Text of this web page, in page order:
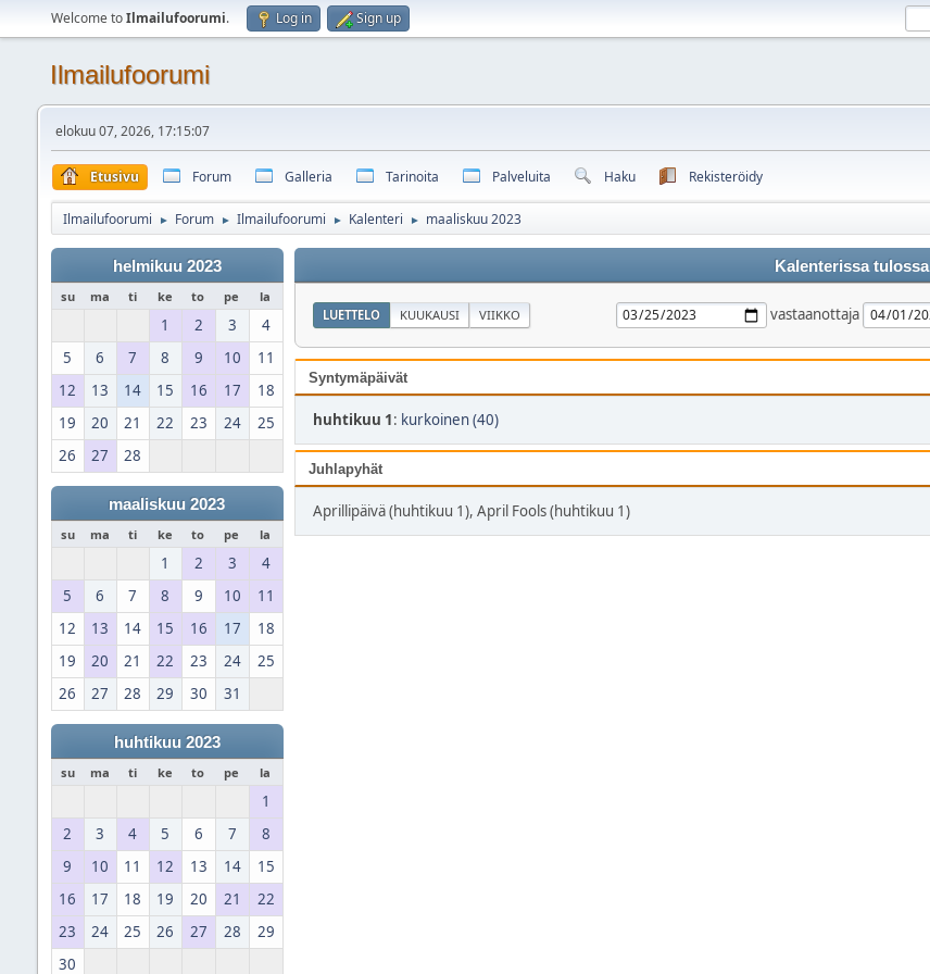
Welcome toIlmailufoorumi. Log in Sign up
Ilmailufoorumi
elokuu 07, 2026, 17:15:07
Etusivu Forum Galleria Tarinoita Palveluita Haku Rekisteröidy
Ilmailufoorumi ► Forum ► Ilmailufoorumi ► Kalenteri ► maaliskuu 2023
helmikuu 2023
su ma ti ke to pe la
1 2 3
4
5
6 7 8 9 10
11
12
13 14 15 16 17
18
19
20 21 22 23 24
25
26
27 28
maaliskuu 2023
su ma ti ke to pe la
1 2 3
4
5
6 7 8 9 10
11
12
13 14 15 16 17
18
19
20 21 22 23 24
25
26
27 28 29 30 31
huhtikuu 2023
su ma ti ke to pe la
1
2
3 4 5 6 7
8
9
10 11 12 13 14
15
16
17 18 19 20 21
22
23
24 25 26 27 28
29
30
Kalenterissa tulossa
LUETTELO KUUKAUSI VIIKKO vastaanottaja
Syntymäpäivät
huhtikuu 1: kurkoinen (40)
Juhlapyhät
Aprillipäivä (huhtikuu 1), April Fools (huhtikuu 1)